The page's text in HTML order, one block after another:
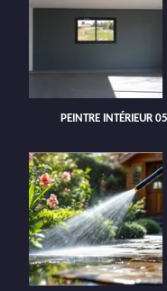
PEINTRE INTÉRIEUR 05